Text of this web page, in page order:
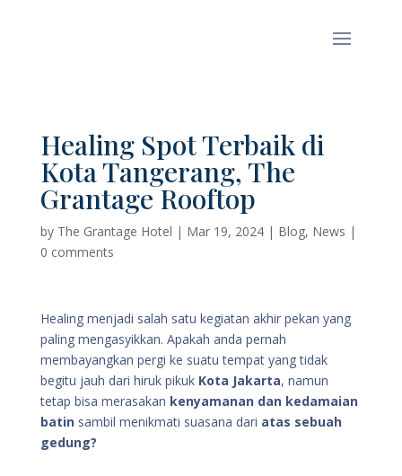
Healing Spot Terbaik di
Kota Tangerang, The
Grantage Rooftop
by The Grantage Hotel | Mar 19, 2024| Blog, News |
0 comments
Healing menjadi salah satu kegiatan akhir pekan yang
paling mengasyikkan. Apakah anda pernah
membayangkan pergi ke suatu tempat yang tidak
begitu jauh dari hiruk pikuk Kota Jakarta, namun
tetap bisa merasakan kenyamanan dan kedamaian
batinsambil menikmati suasana dari atas sebuah
gedung?